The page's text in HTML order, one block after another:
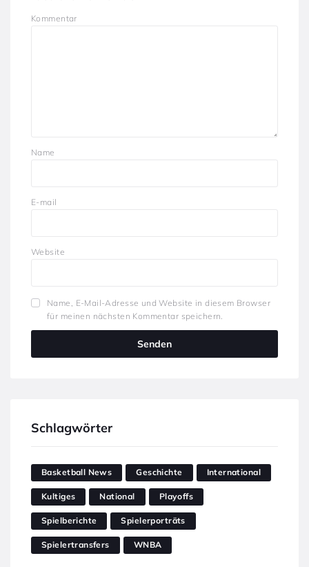
Kommentar
Name
E-mail
Website
Name, E-Mail-Adresse und Website in diesem Browser
für meinen nächsten Kommentar speichern.
Schlagwörter
Basketball News Geschichte International
Kultiges National Playoffs
Spielberichte Spielerporträts
Spielertransfers WNBA